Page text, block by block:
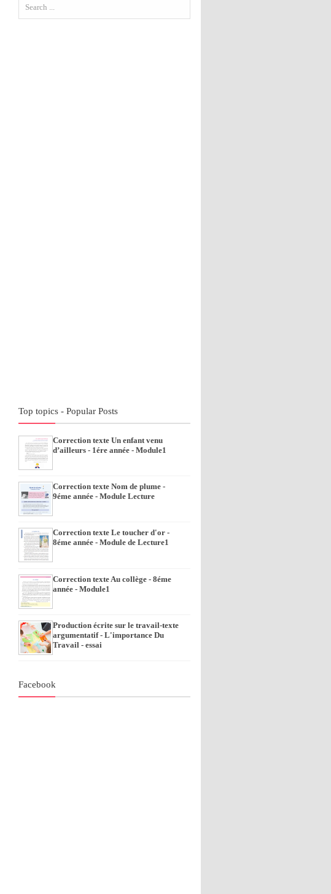
Top topics - Popular Posts
Correction texte Un enfant venu
d’ailleurs - 1ére année - Module1
Correction texte Nom de plume -
9éme année - Module Lecture
Correction texte Le toucher d'or -
8éme année - Module de Lecture1
Correction texte Au collège - 8éme
année - Module1
Production écrite sur le travail-texte
argumentatif - L'importance Du
Travail - essai
Facebook